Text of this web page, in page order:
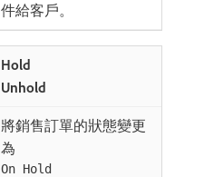
件給客戶。
Hold
Unhold
將銷售訂單的狀態變更
為
On Hold